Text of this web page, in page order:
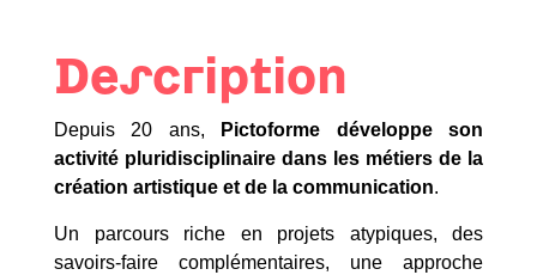
Description
Depuis 20 ans,
Pictoforme développe son
activité pluridisciplinaire dans les métiers de la
création artistique et de la communication.
Un parcours riche en projets atypiques, des
savoirs-faire complémentaires, une approche